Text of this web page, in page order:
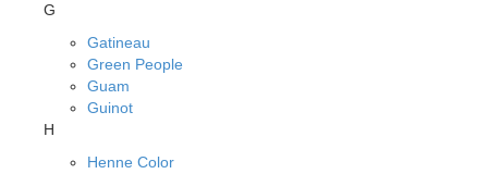
G
Gatineau
Green People
Guam
Guinot
H
Henne Color